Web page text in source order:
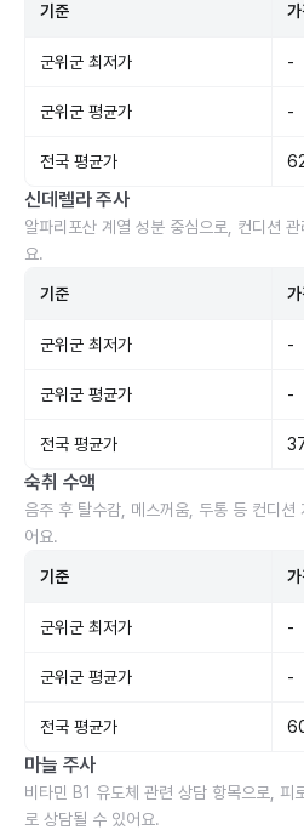
기준
군위군 최저가 -
군위군 평균가 -
전국 평균가
신데렐라 주사
알파리포산 계열 성분 중심으로, 컨디션
요.
기준
군위군 최저가 -
군위군 평균가 -
전국 평균가
숙취 수액
음주 후 탈수감, 메스꺼움, 두통 등 컨디션
어요.
기준
군위군 최저가 -
군위군 평균가 -
전국 평균가
마늘 주사
비타민 B1 유도체 관련 상담 항목으로, 피
로 상담될 수 있어요.